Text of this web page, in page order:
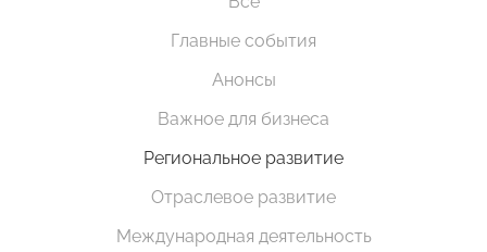
Главные события
Анонсы
Важное для бизнеса
Региональное развитие
Отраслевое развитие
Международная деятельность